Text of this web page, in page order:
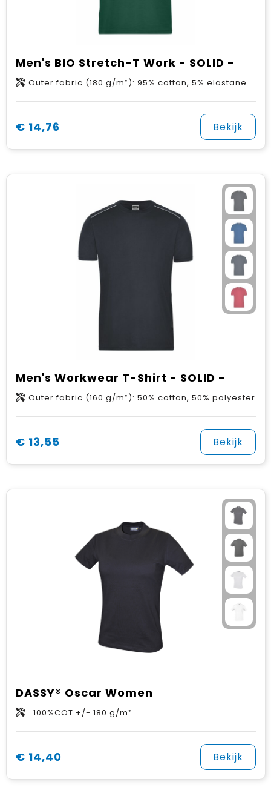
Men's BIO Stretch-T Work - SOLID -
Outer fabric (180 g/m²): 95% cotton, 5% elastane
€ 14,76 Bekijk
Men's Workwear T-Shirt - SOLID -
Outer fabric (160 g/m²): 50% cotton, 50% polyester
€ 13,55 Bekijk
DASSY® Oscar Women
. 100%COT +/- 180 g/m²
€ 14,40 Bekijk